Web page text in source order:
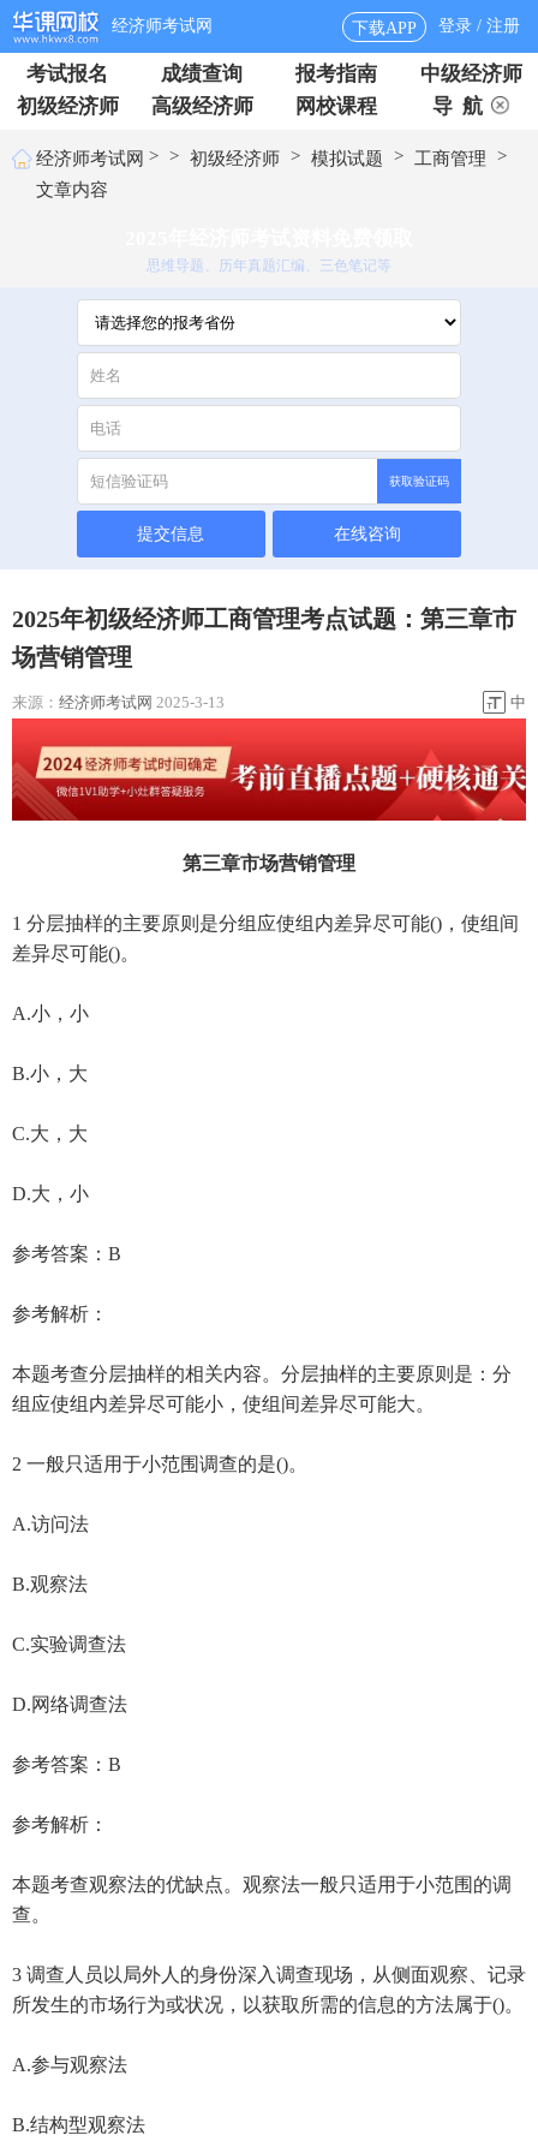
经济师考试网 下载APP 登录 / 注册
考试报名 成绩查询 报考指南
中级经济师
初级经济师
高级经济师 网校课程 导 航
经济师考试网 > > 初级经济师 > 模拟试题 > 工商管理
>
文章内容
思维导题、历年真题汇编、三色笔记等
获取验证码
提交信息 在线咨询
2025年初级经济师工商管理考点试题：第三章市
场营销管理
来源： 经济师考试网 2025-3-13 中
第三章市场营销管理
1 分层抽样的主要原则是分组应使组内差异尽可能()，使组间
差异尽可能()。
A.小，小
B.小，大
C.大，大
D.大，小
参考答案：B
参考解析：
本题考查分层抽样的相关内容。分层抽样的主要原则是：分
组应使组内差异尽可能小，使组间差异尽可能大。
2 一般只适用于小范围调查的是()。
A.访问法
B.观察法
C.实验调查法
D.网络调查法
参考答案：B
参考解析：
本题考查观察法的优缺点。观察法一般只适用于小范围的调
查。
3 调查人员以局外人的身份深入调查现场，从侧面观察、记录
所发生的市场行为或状况，以获取所需的信息的方法属于()。
A.参与观察法
B.结构型观察法